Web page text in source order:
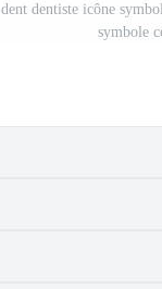
dent dentiste icône
symbole